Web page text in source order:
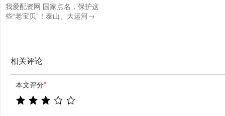
我爱配资网 国家点名，保护这
些“老宝贝”！泰山、大运河→
相关评论
本文评分*